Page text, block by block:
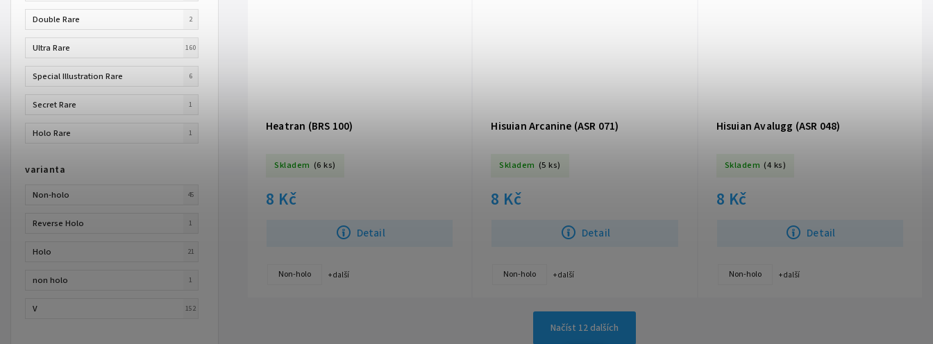
Double Rare 2
Ultra Rare 160
Special Illustration Rare 6
Secret Rare 1
Holo Rare 1
varianta
Non-holo 45
Reverse Holo 1
Holo 21
non holo 1
V 152
Heatran (BRS 100)
Skladem (6 ks)
8 Kč
Detail
Non-holo + další
Hisuian Arcanine (ASR 071)
Skladem (5 ks)
8 Kč
Detail
Non-holo + další
Hisuian Avalugg (ASR 048)
Skladem (4 ks)
8 Kč
Detail
Non-holo + další
Načíst 12 dalších